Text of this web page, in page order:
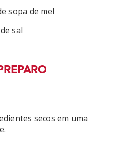
sopa de mel
sal
secos em uma